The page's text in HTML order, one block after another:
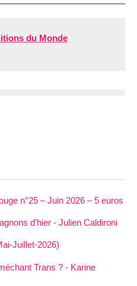
du Monde
n°25 – Juin 2026 – 5 euros
d’hier - Julien Caldironi
Juillet-2026)
Trans ? - Karine